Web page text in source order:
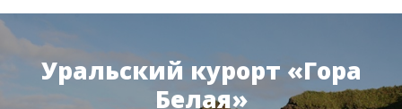
Уральский курорт «Гора
Белая»